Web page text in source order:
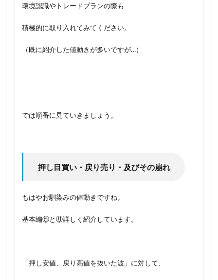
環境認識やトレードプランの際も
積極的に取り入れてみてください。
（既に紹介した値動きが多いですが…）
では順番に見ていきましょう。
押し目買い・戻り売り・及びその崩れ
もはやお馴染みの値動きですね。
基本編⑤と⑧詳しく紹介しています。
「押し安値、戻り高値を抜いた波」に対して、